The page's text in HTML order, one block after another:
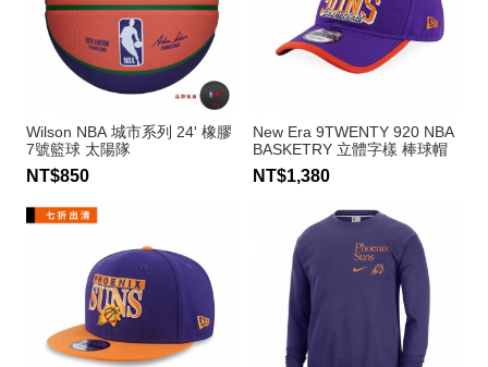
Wilson NBA 城市系列 24' 橡膠
7號籃球 太陽隊
NT$850
New Era 9TWENTY 920 NBA
BASKETRY 立體字樣 棒球帽
太陽隊
NT$1,380